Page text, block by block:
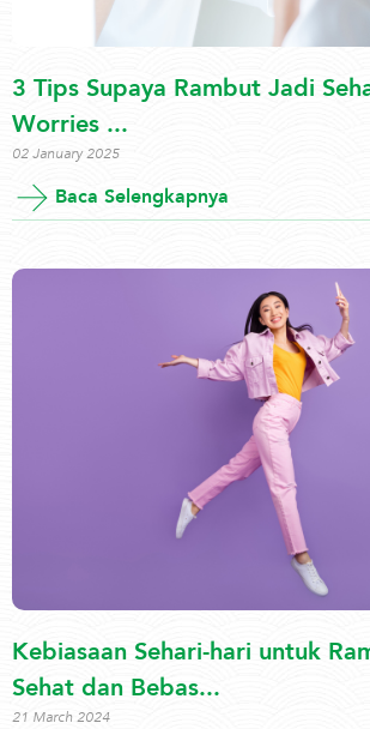
3 Tips Supaya Rambut Jadi
Worries ...
02 January 2025
Baca Selengkapnya
Kebiasaan Sehari-hari untuk
Sehat dan Bebas...
21 March 2024